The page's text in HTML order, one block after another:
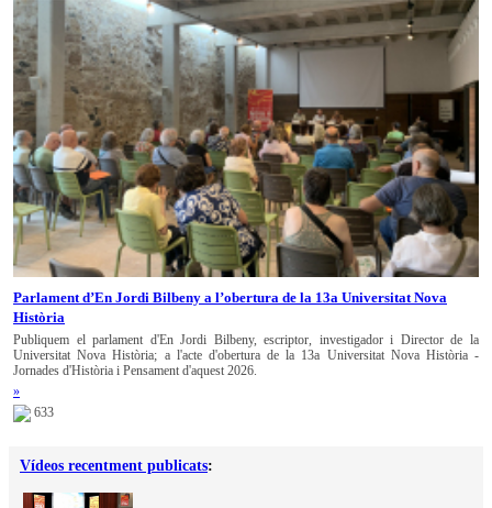
Parlament d’En Jordi Bilbeny a l’obertura de la 13a Universitat Nova
Història
Publiquem el parlament d'En Jordi Bilbeny, escriptor, investigador i Director de la
Universitat Nova Història; a l'acte d'obertura de la 13a Universitat Nova Història -
Jornades d'Història i Pensament d'aquest 2026.
»
633
Vídeos recentment publicats: